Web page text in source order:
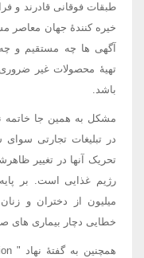
طبقات فوقانی قادرند و
خیره کنندۀ جهان معاصر
آگهی ها چه مستقیم و
تهیۀ محصولات غیر
باشد.
مشکل به همین جا خاتمه
در تبلیغات تجارتی
تحریک آنها در تغییر
رژیم غذایی است. بر
میلیون از دختران و
خطایی دچار بیماری های